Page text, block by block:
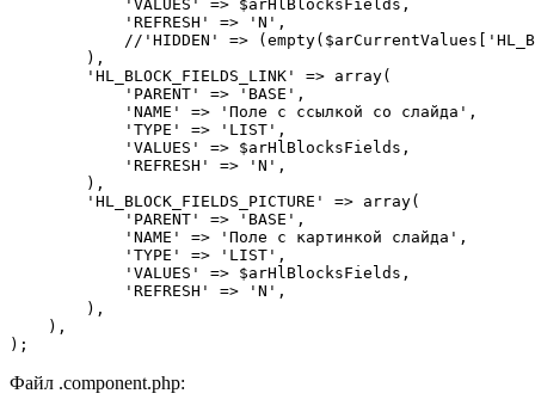
            'VALUES' => $arHlBlocksFields,
            'REFRESH' => 'N',
//'HIDDEN' =>
        ),
        'HL_BLOCK_FIELDS_LINK' => array(
            'PARENT' => 'BASE',
            'NAME' => 'Поле с ссылкой со слайда',
            'TYPE' => 'LIST',
            'VALUES' => $arHlBlocksFields,
            'REFRESH' => 'N',
        ),
        'HL_BLOCK_FIELDS_PICTURE' => array(
            'PARENT' => 'BASE',
            'NAME' => 'Поле с картинкой слайда',
            'TYPE' => 'LIST',
            'VALUES' => $arHlBlocksFields,
            'REFRESH' => 'N',
        ),
    ),
);
Файл .component.php: